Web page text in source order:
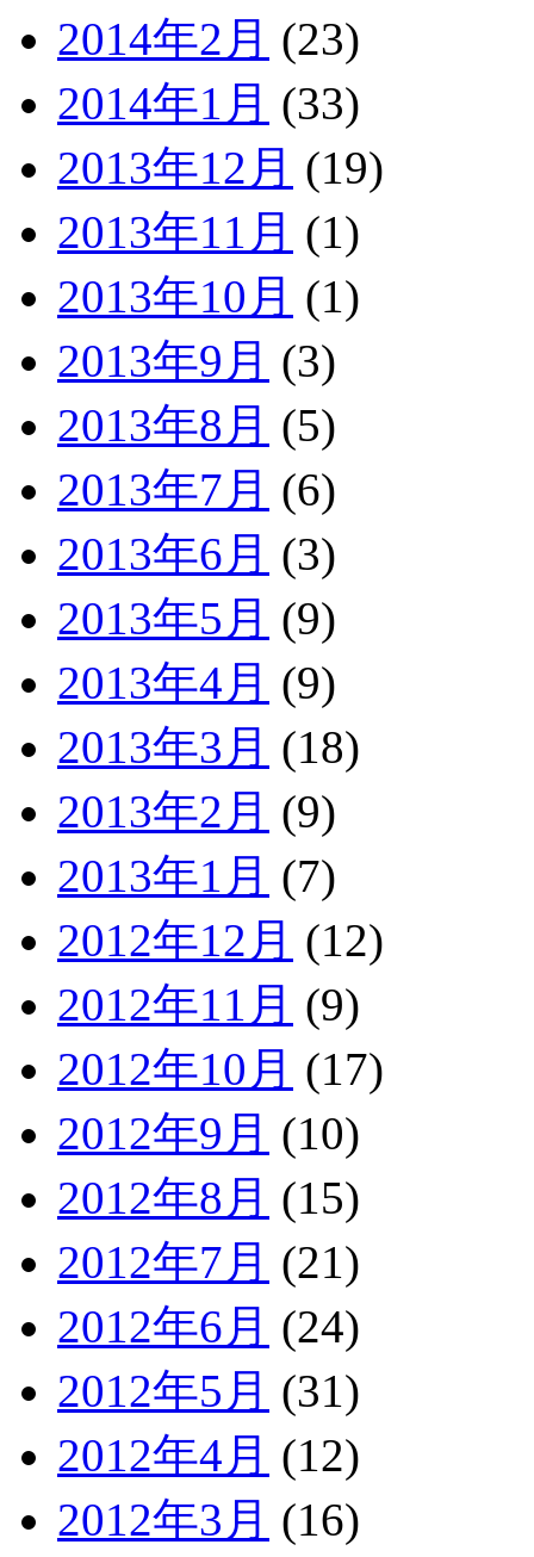
2014年2月 (23)
2014年1月 (33)
2013年12月 (19)
2013年11月 (1)
2013年10月 (1)
2013年9月 (3)
2013年8月 (5)
2013年7月 (6)
2013年6月 (3)
2013年5月 (9)
2013年4月 (9)
2013年3月 (18)
2013年2月 (9)
2013年1月 (7)
2012年12月 (12)
2012年11月 (9)
2012年10月 (17)
2012年9月 (10)
2012年8月 (15)
2012年7月 (21)
2012年6月 (24)
2012年5月 (31)
2012年4月 (12)
2012年3月 (16)